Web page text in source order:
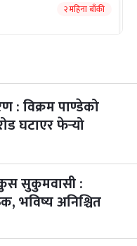
२ महिना बाँकी
२ महिना बाँकी
२ महिना बाँकी
: विक्रम पाण्डेको
घटाएर फेर्‍यो
सुकुमवासी :
भविष्य अनिश्चित